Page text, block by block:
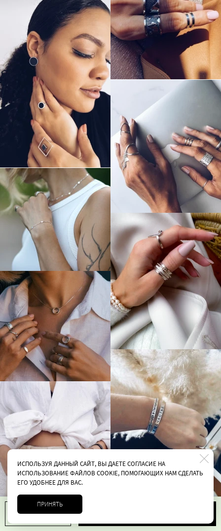
1
ИСПОЛЬЗУЯ ДАННЫЙ САЙТ, ВЫ ДАЕТЕ СОГЛАСИЕ НА
ИСПОЛЬЗОВАНИЕ ФАЙЛОВ COOKIE, ПОМОГАЮЩИХ НАМ СДЕЛАТЬ
ЕГО УДОБНЕЕ ДЛЯ ВАС.
ПРИНЯТЬ